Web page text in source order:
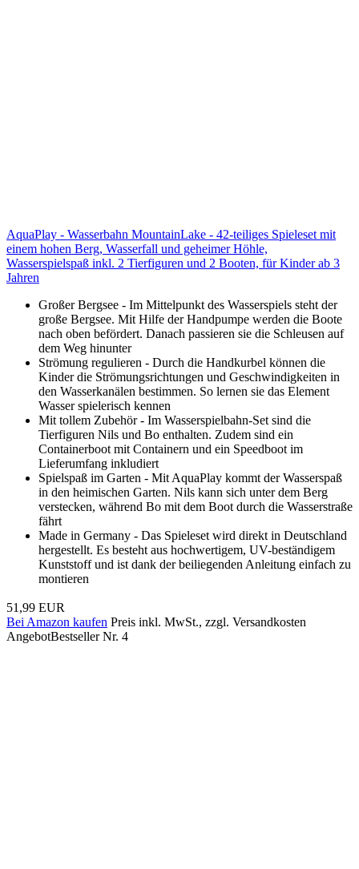
AquaPlay - Wasserbahn MountainLake - 42-teiliges Spieleset mit
einem hohen Berg, Wasserfall und geheimer Höhle,
Wasserspielspaß inkl. 2 Tierfiguren und 2 Booten, für Kinder ab 3
Jahren
Großer Bergsee - Im Mittelpunkt des Wasserspiels steht der
große Bergsee. Mit Hilfe der Handpumpe werden die Boote
nach oben befördert. Danach passieren sie die Schleusen auf
dem Weg hinunter
Strömung regulieren - Durch die Handkurbel können die
Kinder die Strömungsrichtungen und Geschwindigkeiten in
den Wasserkanälen bestimmen. So lernen sie das Element
Wasser spielerisch kennen
Mit tollem Zubehör - Im Wasserspielbahn-Set sind die
Tierfiguren Nils und Bo enthalten. Zudem sind ein
Containerboot mit Containern und ein Speedboot im
Lieferumfang inkludiert
Spielspaß im Garten - Mit AquaPlay kommt der Wasserspaß
in den heimischen Garten. Nils kann sich unter dem Berg
verstecken, während Bo mit dem Boot durch die Wasserstraße
fährt
Made in Germany - Das Spieleset wird direkt in Deutschland
hergestellt. Es besteht aus hochwertigem, UV-beständigem
Kunststoff und ist dank der beiliegenden Anleitung einfach zu
montieren
51,99 EUR
Bei Amazon kaufen Preis inkl. MwSt., zzgl. Versandkosten
AngebotBestseller Nr. 4